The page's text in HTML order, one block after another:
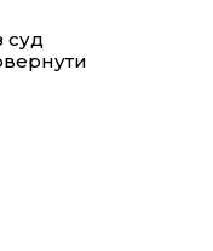
суд